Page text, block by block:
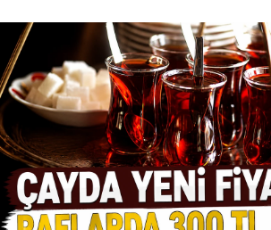
Röportaj
Manşet
Köşe Yazıları
Karikatür Galeri